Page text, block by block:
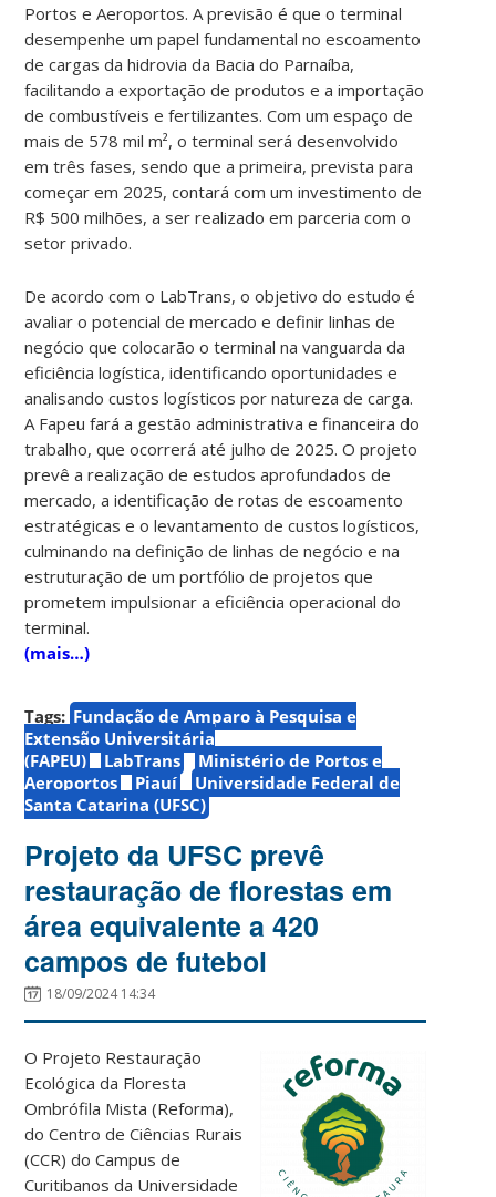
Portos e Aeroportos. A previsão é que o terminal
desempenhe um papel fundamental no escoamento
de cargas da hidrovia da Bacia do Parnaíba,
facilitando a exportação de produtos e a importação
de combustíveis e fertilizantes. Com um espaço de
mais de 578 mil m², o terminal será desenvolvido
em três fases, sendo que a primeira, prevista para
começar em 2025, contará com um investimento de
R$ 500 milhões, a ser realizado em parceria com o
setor privado.
De acordo com o LabTrans, o objetivo do estudo é
avaliar o potencial de mercado e definir linhas de
negócio que colocarão o terminal na vanguarda da
eficiência logística, identificando oportunidades e
analisando custos logísticos por natureza de carga.
A Fapeu fará a gestão administrativa e financeira do
trabalho, que ocorrerá até julho de 2025. O projeto
prevê a realização de estudos aprofundados de
mercado, a identificação de rotas de escoamento
estratégicas e o levantamento de custos logísticos,
culminando na definição de linhas de negócio e na
estruturação de um portfólio de projetos que
prometem impulsionar a eficiência operacional do
terminal.
(mais…)
Tags: Fundação de Amparo à Pesquisa e
Extensão Universitária
(FAPEU)
LabTrans
Ministério de Portos e
Aeroportos
Piauí
Universidade Federal de
Santa Catarina (UFSC)
Projeto da UFSC prevê
restauração de florestas em
área equivalente a 420
campos de futebol
18/09/2024 14:34
O Projeto Restauração
Ecológica da Floresta
Ombrófila Mista (Reforma),
do Centro de Ciências Rurais
(CCR) do Campus de
Curitibanos da Universidade